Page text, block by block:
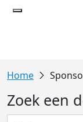
Zoek een